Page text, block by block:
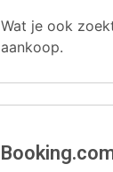
Wat je ook
aankoop.